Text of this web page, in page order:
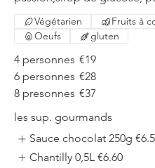
4 personnes €19
6 personnes €28
8 presonnes €37
Végétarien
Fruits à
Oeufs
gluten
les sup. gourmands
Sauce chocolat 250g €6.5
Chantilly 0,5L €6.60